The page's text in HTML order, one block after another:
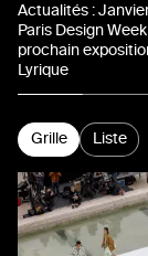
Actualités:
Paris Design
prochain
Lyrique
Projets
Grille Liste